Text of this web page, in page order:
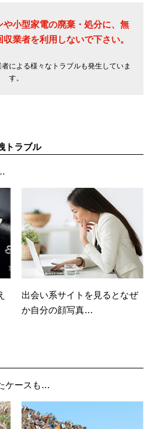
や小型家電の廃棄・処分に、 無
収業者を利用しないで下さい。
による様々なトラブルも発生していま
す。
トラブル
出会い系サイトを見ると なぜ
か自分の顔写真…
ケースも…